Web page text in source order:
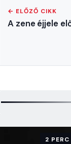
← ELŐZŐ CIKK
A zene éjjele
2 PERC